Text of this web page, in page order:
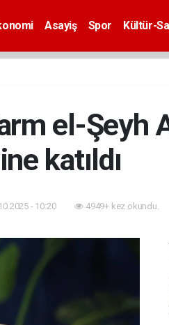
Asayiş Spor Kültür-
el-Şeyh
katıldı
- 10:20 4949+ kez okundu.